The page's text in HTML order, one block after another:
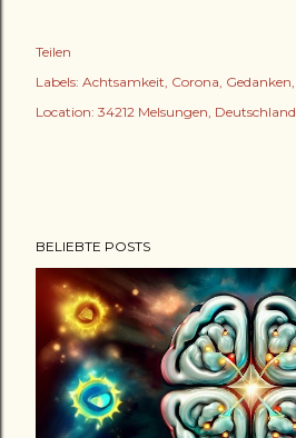
Teilen
Labels: Achtsamkeit Corona Gedanken
Location: 34212 Melsungen, Deutschland
BELIEBTE POSTS